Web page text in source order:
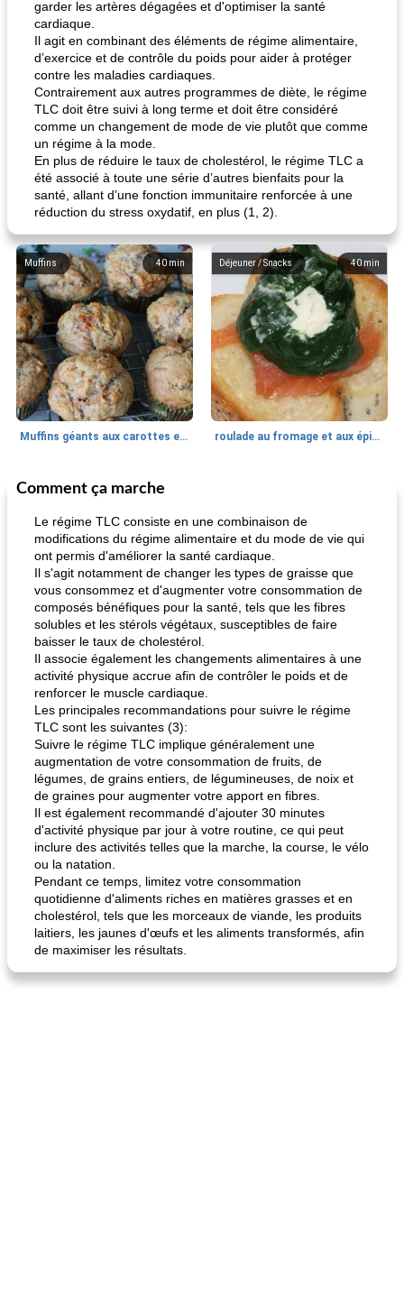
garder les artères dégagées et d'optimiser la santé
cardiaque.
Il agit en combinant des éléments de régime alimentaire,
d’exercice et de contrôle du poids pour aider à protéger
contre les maladies cardiaques.
Contrairement aux autres programmes de diète, le régime
TLC doit être suivi à long terme et doit être considéré
comme un changement de mode de vie plutôt que comme
un régime à la mode.
En plus de réduire le taux de cholestérol, le régime TLC a
été associé à toute une série d’autres bienfaits pour la
santé, allant d’une fonction immunitaire renforcée à une
réduction du stress oxydatif, en plus (1, 2).
40 min
Muffins
Muffins géants aux carottes et à la banane de Nif
40 min
Déjeuner / Snacks
roulade au fromage et aux épinards
30
Marques de confiance: recettes et
fiesta tostadas le méga's jopp joes
Comment ça marche
Le régime TLC consiste en une combinaison de
modifications du régime alimentaire et du mode de vie qui
ont permis d'améliorer la santé cardiaque.
Il s'agit notamment de changer les types de graisse que
vous consommez et d'augmenter votre consommation de
composés bénéfiques pour la santé, tels que les fibres
solubles et les stérols végétaux, susceptibles de faire
baisser le taux de cholestérol.
Il associe également les changements alimentaires à une
activité physique accrue afin de contrôler le poids et de
renforcer le muscle cardiaque.
Les principales recommandations pour suivre le régime
TLC sont les suivantes (3):
Suivre le régime TLC implique généralement une
augmentation de votre consommation de fruits, de
légumes, de grains entiers, de légumineuses, de noix et
de graines pour augmenter votre apport en fibres.
Il est également recommandé d'ajouter 30 minutes
d'activité physique par jour à votre routine, ce qui peut
inclure des activités telles que la marche, la course, le vélo
ou la natation.
Pendant ce temps, limitez votre consommation
quotidienne d'aliments riches en matières grasses et en
cholestérol, tels que les morceaux de viande, les produits
laitiers, les jaunes d'œufs et les aliments transformés, afin
de maximiser les résultats.